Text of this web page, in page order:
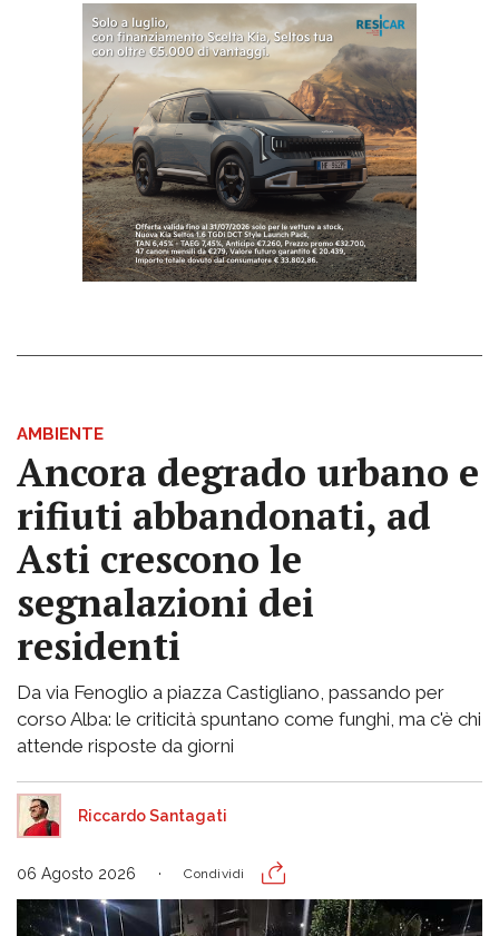
AMBIENTE
Ancora degrado urbano e
rifiuti abbandonati, ad
Asti crescono le
segnalazioni dei
residenti
Da via Fenoglio a piazza Castigliano, passando per
corso Alba: le criticità spuntano come funghi, ma c'è chi
attende risposte da giorni
Riccardo Santagati
06 Agosto 2026 Condividi